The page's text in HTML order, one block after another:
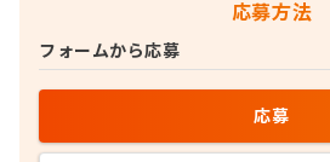
応募方法
フォームから応募
応募